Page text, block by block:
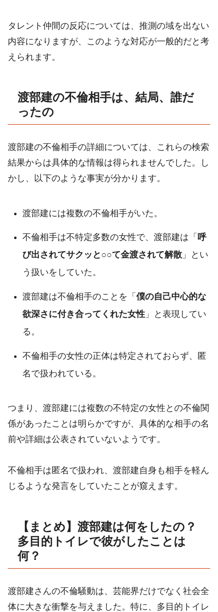
タレント仲間の反応については、推測の域を出ない
内容になりますが、このような対応が一般的だと考
えられます。
渡部建の不倫相手は、結局、誰だ
ったの
渡部建の不倫相手の詳細については、これらの検索
結果からは具体的な情報は得られませんでした。し
かし、以下のような事実が分かります。
渡部建には複数の不倫相手がいた。
不倫相手は不特定多数の女性で、渡部建は「 呼
び出されてサクッと○○て金渡されて解散」とい
う扱いをしていた。
渡部建は不倫相手のことを「 僕の自己中心的な
欲深さに付き合ってくれた女性」と表現してい
る。
不倫相手の女性の正体は特定されておらず、匿
名で扱われている。
つまり、渡部建には複数の不特定の女性との不倫関
係があったことは明らかですが、具体的な相手の名
前や詳細は公表されていないようです。
不倫相手は匿名で扱われ、渡部建自身も相手を軽ん
じるような発言をしていたことが窺えます。
【まとめ】渡部建は何をしたの？
多目的トイレで彼がしたことは
何？
渡部建さんの不倫騒動は、芸能界だけでなく社会全
体に大きな衝撃を与えました。特に、多目的トイレ